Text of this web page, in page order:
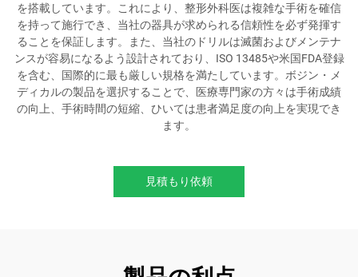
を搭載しています。これにより、整形外科医は複雑な手術を確信
を持って施行でき、当社の器具が求められる信頼性を必ず発揮す
ることを保証します。また、当社のドリルは滅菌およびメンテナ
ンスが容易になるよう設計されており、ISO 13485や米国FDA登録
を含む、国際的に最も厳しい規格を満たしています。ボジン・メ
ディカルの製品を選択することで、医療専門家の方々は手術成績
の向上、手術時間の短縮、ひいては患者満足度の向上を実現でき
ます。
見積もり依頼